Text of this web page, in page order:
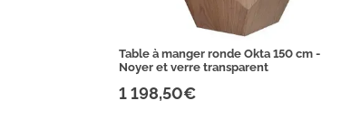
Table à manger ronde Okta 150 cm -
Noyer et verre transparent
1 198,50€